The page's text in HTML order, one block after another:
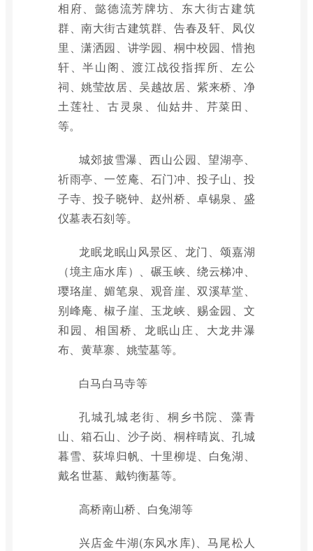
相府、懿德流芳牌坊、东大街古建筑
群、南大街古建筑群、告春及轩、凤仪
里、潇洒园、讲学园、桐中校园、惜抱
轩、半山阁、渡江战役指挥所、左公
祠、姚莹故居、吴越故居、紫来桥、净
土莲社、古灵泉、仙姑井、芹菜田、
等。
城郊披雪瀑、西山公园、望湖亭、
祈雨亭、一笠庵、石门冲、投子山、投
子寺、投子晓钟、赵州桥、卓锡泉、盛
仪墓表石刻等。
龙眠龙眠山风景区、龙门、颂嘉湖
（境主庙水库）、碾玉峡、绕云梯冲、
璎珞崖、媚笔泉、观音崖、双溪草堂、
别峰庵、椒子崖、玉龙峡、赐金园、文
和园、相国桥、龙眠山庄、大龙井瀑
布、黄草寨、姚莹墓等。
白马白马寺等
孔城孔城老街、桐乡书院、藻青
山、箱石山、沙子岗、桐梓晴岚、孔城
暮雪、荻埠归帆、十里柳堤、白兔湖、
戴名世墓、戴钧衡墓等。
高桥南山桥、白兔湖等
兴店金牛湖(东风水库)、马尾松人